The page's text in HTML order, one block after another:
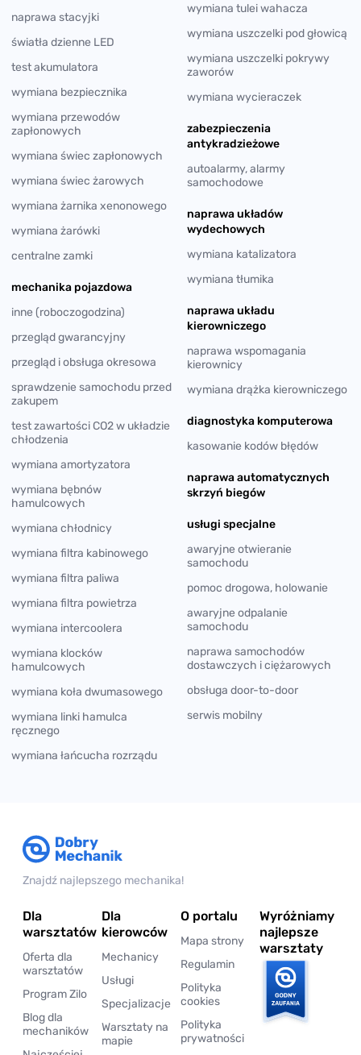
naprawa stacyjki
światła dzienne LED
test akumulatora
wymiana bezpiecznika
wymiana przewodów
zapłonowych
wymiana świec zapłonowych
wymiana świec żarowych
wymiana żarnika xenonowego
wymiana żarówki
centralne zamki
mechanika pojazdowa
inne (roboczogodzina)
przegląd gwarancyjny
przegląd i obsługa okresowa
sprawdzenie samochodu przed
zakupem
test zawartości CO2 w układzie
chłodzenia
wymiana amortyzatora
wymiana bębnów
hamulcowych
wymiana chłodnicy
wymiana filtra kabinowego
wymiana filtra paliwa
wymiana filtra powietrza
wymiana intercoolera
wymiana klocków
hamulcowych
wymiana koła dwumasowego
wymiana linki hamulca
ręcznego
wymiana łańcucha rozrządu
wymiana tulei wahacza
wymiana uszczelki pod głowicą
wymiana uszczelki pokrywy
zaworów
wymiana wycieraczek
zabezpieczenia
antykradzieżowe
autoalarmy, alarmy
samochodowe
naprawa układów
wydechowych
wymiana katalizatora
wymiana tłumika
naprawa układu
kierowniczego
naprawa wspomagania
kierownicy
wymiana drążka kierowniczego
diagnostyka komputerowa
kasowanie kodów błędów
naprawa automatycznych
skrzyń biegów
usługi specjalne
awaryjne otwieranie
samochodu
pomoc drogowa, holowanie
awaryjne odpalanie
samochodu
naprawa samochodów
dostawczych i ciężarowych
obsługa door-to-door
serwis mobilny
Znajdź najlepszego mechanika!
Dla
warsztatów
Oferta dla
warsztatów
Program Zilo
Blog dla
mechaników
Dla
kierowców
Mechanicy
Usługi
Specjalizacje
Warsztaty na
mapie
O portalu
Mapa strony
Regulamin
Polityka
cookies
Polityka
prywatności
Wyróżniamy
najlepsze
warsztaty